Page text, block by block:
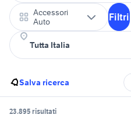
Accessori
Auto
Filtri
Salva ricerca
23.895 risultati